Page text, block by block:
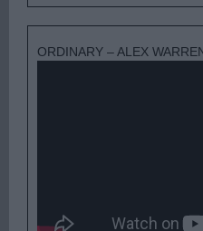
ORDINARY – ALEX